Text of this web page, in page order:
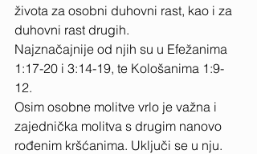
života za osobni duhovni rast, kao i za
duhovni rast drugih.
Najznačajnije od njih su u Efežanima
1:17-20 i 3:14-19, te Kološanima 1:9-
12.
Osim osobne molitve vrlo je važna i
zajednička molitva s drugim nanovo
rođenim kršćanima. Uključi se u nju.